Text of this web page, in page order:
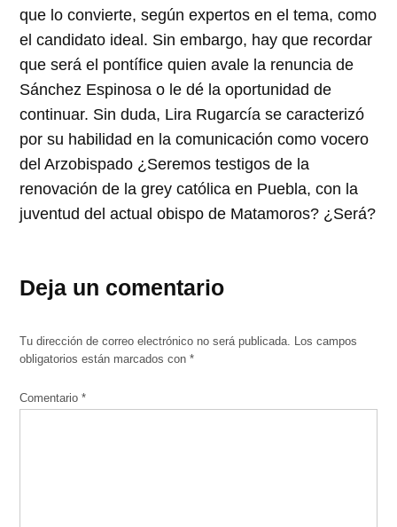
que lo convierte, según expertos en el tema, como
el candidato ideal. Sin embargo, hay que recordar
que será el pontífice quien avale la renuncia de
Sánchez Espinosa o le dé la oportunidad de
continuar. Sin duda, Lira Rugarcía se caracterizó
por su habilidad en la comunicación como vocero
del Arzobispado ¿Seremos testigos de la
renovación de la grey católica en Puebla, con la
juventud del actual obispo de Matamoros? ¿Será?
Deja un comentario
Tu dirección de correo electrónico no será publicada. Los campos
obligatorios están marcados con*
Comentario*